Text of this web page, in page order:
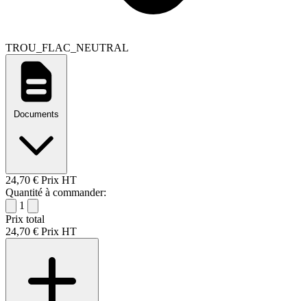
TROU_FLAC_NEUTRAL
Documents
24,70 € Prix HT
Quantité à commander:
1
Prix total
24,70 € Prix HT